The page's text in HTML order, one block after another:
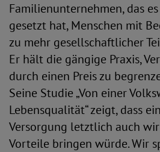
Familienunternehmen, das
gesetzt hat, Menschen mit
zu mehr gesellschaftlicher
Er hält die gängige Praxis,
durch einen Preis zu
Seine Studie „Von einer
Lebensqualität“ zeigt, dass
Versorgung letztlich auch
Vorteile bringen würde. Wir